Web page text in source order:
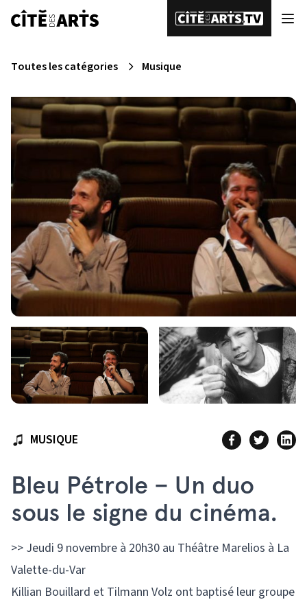
Toutes les catégories Musique
MUSIQUE
Bleu Pétrole – Un duo
sous le signe du cinéma.
>> Jeudi 9 novembre à 20h30 au Théâtre Marelios à La
Valette-du-Var
Killian Bouillard et Tilmann Volz ont baptisé leur groupe